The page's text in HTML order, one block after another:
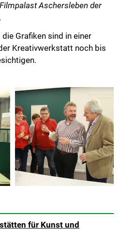
Aschersleben der
Grafiken sind in einer
Kreativwerkstatt noch bis
für Kunst und